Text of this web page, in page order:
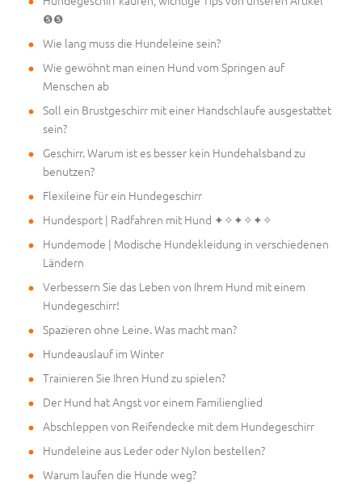
❺❺
Wie lang muss die Hundeleine sein?
Wie gewöhnt man einen Hund vom Springen auf
Menschen ab
Soll ein Brustgeschirr mit einer Handschlaufe ausgestattet
sein?
Geschirr. Warum ist es besser kein Hundehalsband zu
benutzen?
Flexileine für ein Hundegeschirr
Hundesport | Radfahren mit Hund ✦✧✦✧✦✧
Hundemode | Modische Hundekleidung in verschiedenen
Ländern
Verbessern Sie das Leben von Ihrem Hund mit einem
Hundegeschirr!
Spazieren ohne Leine. Was macht man?
Hundeauslauf im Winter
Trainieren Sie Ihren Hund zu spielen?
Der Hund hat Angst vor einem Familienglied
Abschleppen von Reifendecke mit dem Hundegeschirr
Hundeleine aus Leder oder Nylon bestellen?
Warum laufen die Hunde weg?